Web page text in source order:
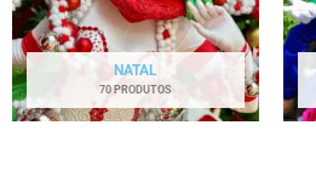
NATAL
70 PRODUTOS